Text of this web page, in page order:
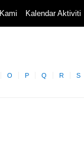
Kalendar Aktiviti
O P Q R S